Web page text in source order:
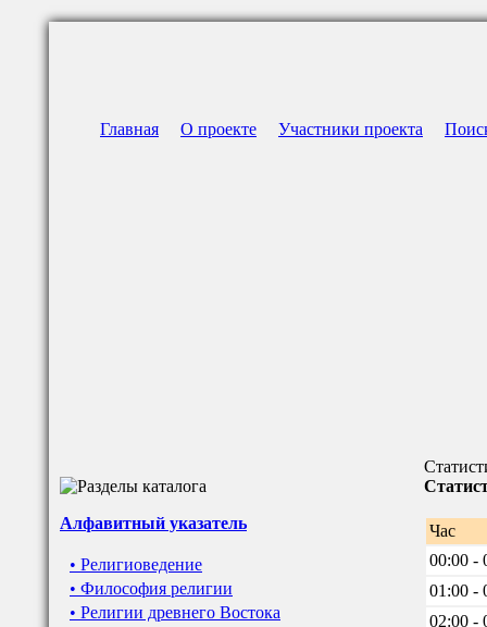
Главная О проекте Участники проекта
Алфавитный указатель
• Религиоведение
• Философия религии
• Религии древнего Востока
Час
00:00 -
01:00 -
02:00 -